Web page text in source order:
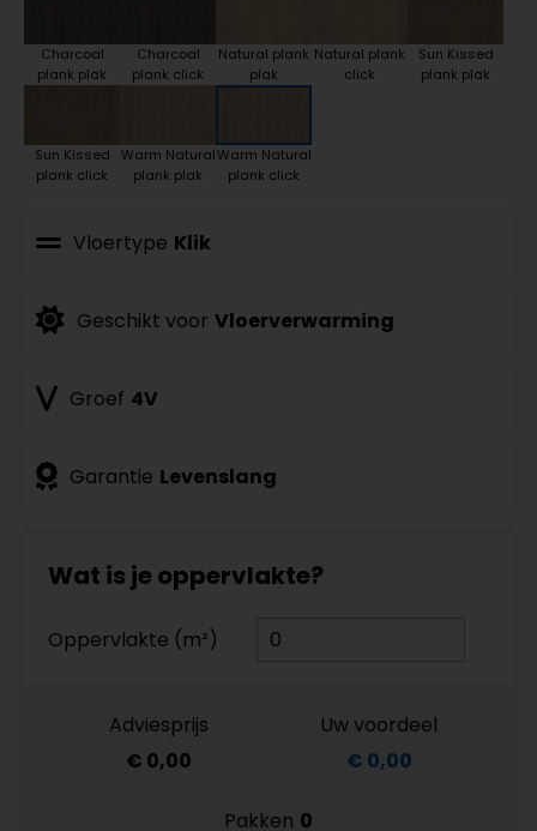
Charcoal
plank plak
Charcoal
plank click
Natural plank
plak
Natural plank
click
Sun Kissed
plank plak
Sun Kissed
plank click
Warm Natural
plank plak
Warm Natural
plank click
Vloertype Klik
Geschikt voor Vloerverwarming
Groef 4V
Garantie Levenslang
Wat is je oppervlakte?
Oppervlakte (m²)
Adviesprijs
€ 0,00
Uw voordeel
€ 0,00
Pakken 0